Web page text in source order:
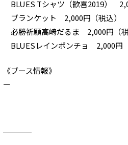
BLUES Tシャツ（歓喜2019）
ブランケット 2,000円（税込）
必勝祈願高崎だるま 2,000円（税
BLUESレインポンチョ 2,000円（
《ブース情報》
ー